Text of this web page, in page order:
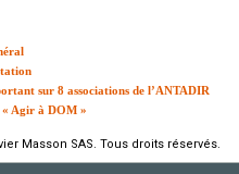
sur 8 associations de l’ANTADIR
« Agir à DOM »
Masson SAS. Tous droits réservés.